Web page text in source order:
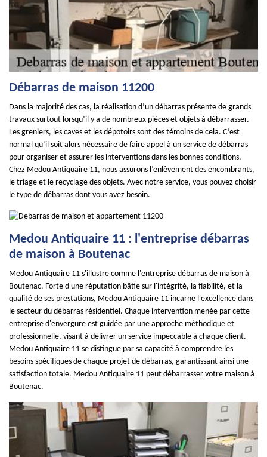
Débarras de maison 11200
Dans la majorité des cas, la réalisation d’un débarras présente de grands
travaux surtout lorsqu’il y a de nombreux pièces et objets à débarrasser.
Les greniers, les caves et les dépotoirs sont des témoins de cela. C’est
normal qu’il soit alors nécessaire de faire appel à un service de débarras
pour organiser et assurer les interventions dans les bonnes conditions.
Chez Medou Antiquaire 11, nous assurons l’enlèvement des encombrants,
le triage et le recyclage des objets. Avec notre service, vous pouvez choisir
le type de débarras dont vous avez besoin.
Medou Antiquaire 11 : l'entreprise débarras
de maison à Boutenac
Medou Antiquaire 11 s'illustre comme l'entreprise débarras de maison à
Boutenac. Forte d'une réputation bâtie sur l'intégrité, la fiabilité, et la
qualité de ses prestations, Medou Antiquaire 11 incarne l'excellence dans
le secteur du débarras résidentiel. Chaque intervention menée par cette
entreprise d'envergure est guidée par une approche méthodique et
professionnelle, visant à délivrer un service impeccable à chaque client.
Medou Antiquaire 11 se distingue par sa capacité à comprendre les
besoins spécifiques de chaque projet de débarras, garantissant ainsi une
satisfaction totale. Medou Antiquaire 11 peut débarrasser votre maison à
Boutenac.